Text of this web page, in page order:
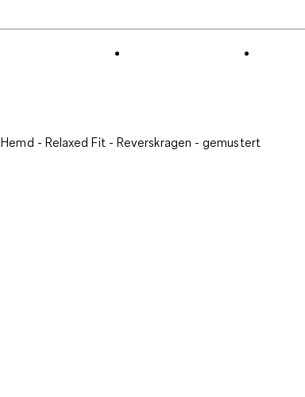
Hemd - Relaxed Fit - Reverskragen - gemustert